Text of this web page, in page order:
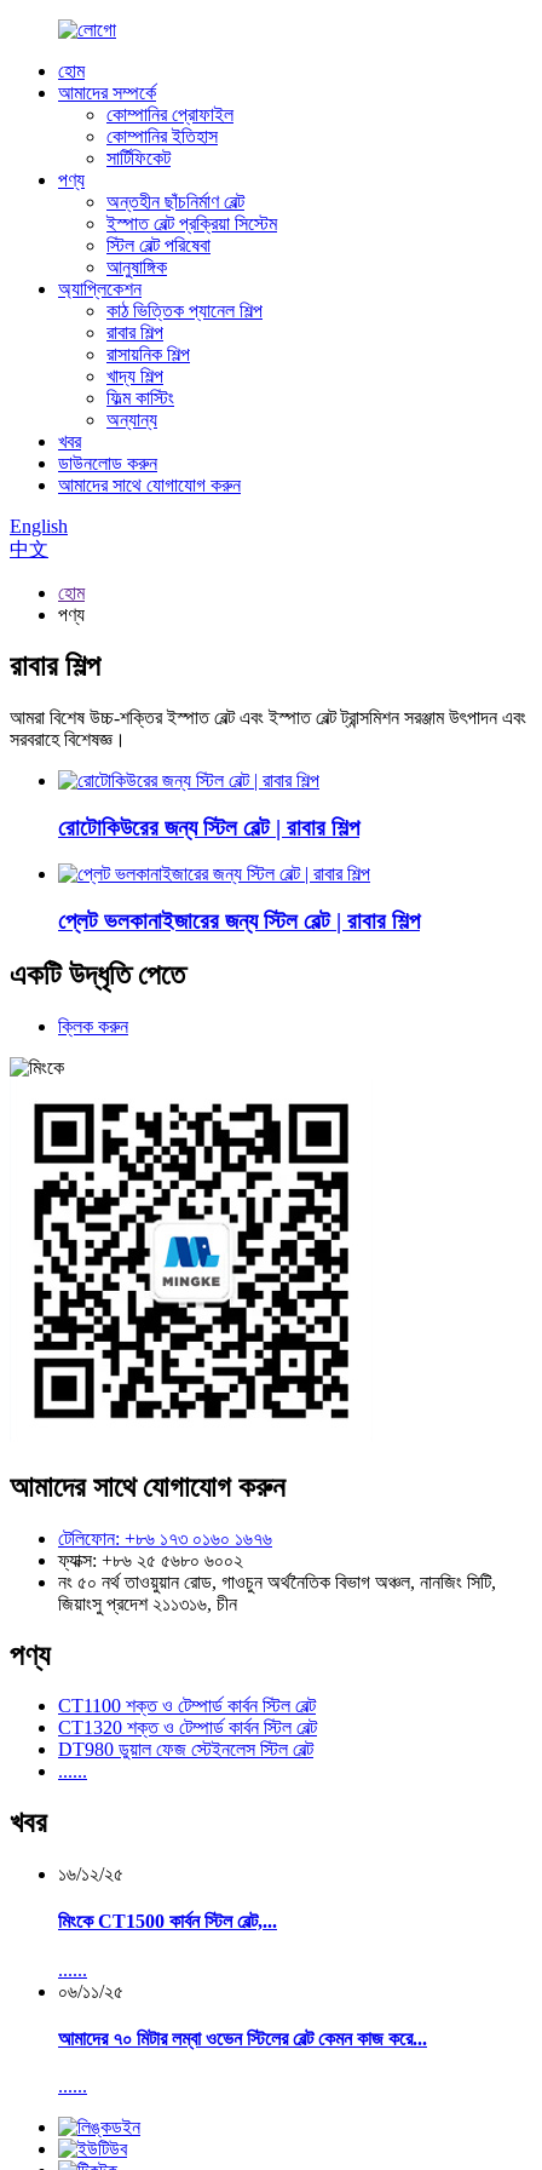
হোম
আমাদের সম্পর্কে
কোম্পানির প্রোফাইল
কোম্পানির ইতিহাস
সার্টিফিকেট
পণ্য
অন্তহীন ছাঁচনির্মাণ বেল্ট
ইস্পাত বেল্ট প্রক্রিয়া সিস্টেম
স্টিল বেল্ট পরিষেবা
আনুষাঙ্গিক
অ্যাপ্লিকেশন
কাঠ ভিত্তিক প্যানেল শিল্প
রাবার শিল্প
রাসায়নিক শিল্প
খাদ্য শিল্প
ফিল্ম কাস্টিং
অন্যান্য
খবর
ডাউনলোড করুন
আমাদের সাথে যোগাযোগ করুন
English
中文
হোম
পণ্য
রাবার শিল্প
আমরা বিশেষ উচ্চ-শক্তির ইস্পাত বেল্ট এবং ইস্পাত বেল্ট ট্রান্সমিশন সরঞ্জাম উৎপাদন এবং
সরবরাহে বিশেষজ্ঞ।
রোটোকিউরের জন্য স্টিল বেল্ট | রাবার শিল্প
প্লেট ভলকানাইজারের জন্য স্টিল বেল্ট | রাবার শিল্প
একটি উদ্ধৃতি পেতে
ক্লিক করুন
আমাদের সাথে যোগাযোগ করুন
টেলিফোন: +৮৬ ১৭৩ ০১৬০ ১৬৭৬
ফ্যাক্স: +৮৬ ২৫ ৫৬৮০ ৬০০২
নং ৫০ নর্থ তাওয়ুয়ান রোড, গাওচুন অর্থনৈতিক বিভাগ অঞ্চল, নানজিং সিটি,
জিয়াংসু প্রদেশ ২১১৩১৬, চীন
পণ্য
CT1100 শক্ত ও টেম্পার্ড কার্বন স্টিল বেল্ট
CT1320 শক্ত ও টেম্পার্ড কার্বন স্টিল বেল্ট
DT980 ডুয়াল ফেজ স্টেইনলেস স্টিল বেল্ট
......
খবর
১৬/১২/২৫
মিংকে CT1500 কার্বন স্টিল বেল্ট,...
......
০৬/১১/২৫
আমাদের ৭০ মিটার লম্বা ওভেন স্টিলের বেল্ট কেমন কাজ করে...
......